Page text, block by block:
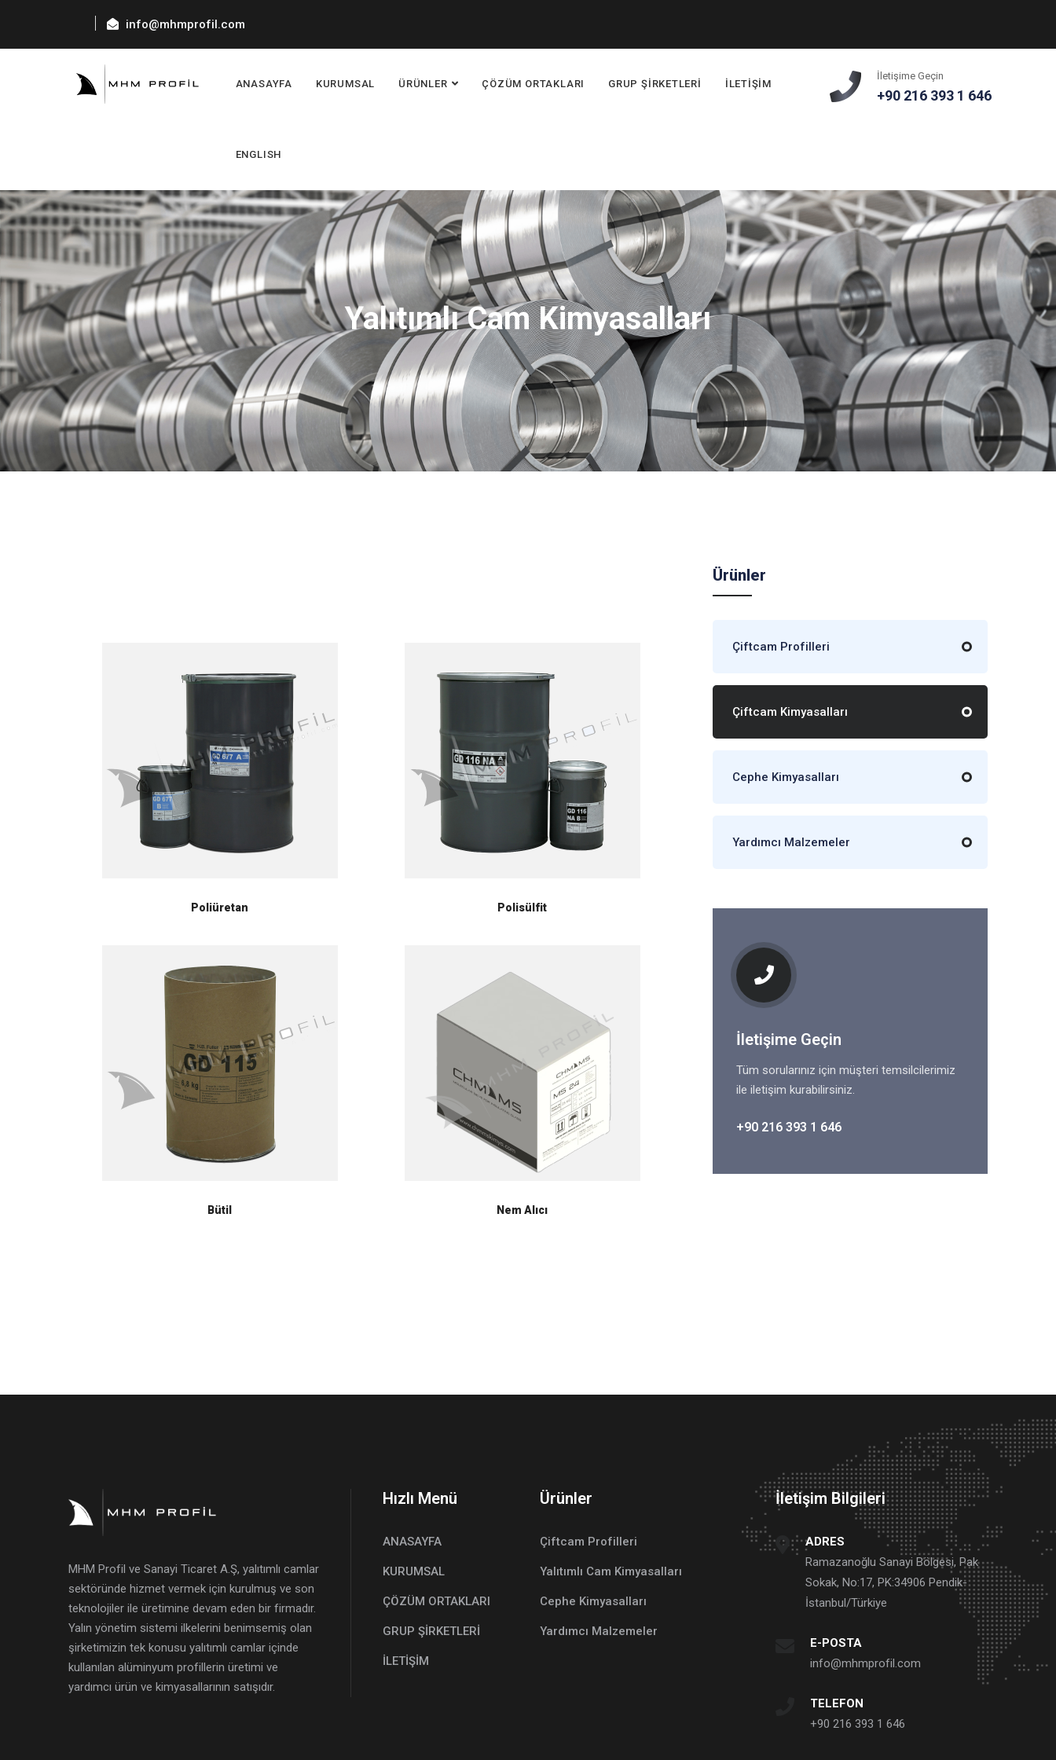
info@mhmprofil.com
İletişime Geçin
+90 216 393 1 646
ANASAYFA KURUMSAL ÜRÜNLER ÇÖZÜM ORTAKLARI GRUP ŞİRKETLERİ İLETİŞİM
ENGLISH
Yalıtımlı Cam Kimyasalları
Poliüretan Polisülfit
Bütil Nem Alıcı
Ürünler
Çiftcam Profilleri
Çiftcam Kimyasalları
Cephe Kimyasalları
Yardımcı Malzemeler
İletişime Geçin
Tüm sorularınız için müşteri temsilcilerimiz
ile iletişim kurabilirsiniz.
+90 216 393 1 646
MHM Profil ve Sanayi Ticaret A.Ş, yalıtımlı camlar
sektöründe hizmet vermek için kurulmuş ve son
teknolojiler ile üretimine devam eden bir firmadır.
Yalın yönetim sistemi ilkelerini benimsemiş olan
şirketimizin tek konusu yalıtımlı camlar içinde
kullanılan alüminyum profillerin üretimi ve
yardımcı ürün ve kimyasallarının satışıdır.
Hızlı Menü
ANASAYFA
KURUMSAL
ÇÖZÜM ORTAKLARI
GRUP ŞİRKETLERİ
İLETİŞİM
Ürünler
Çiftcam Profilleri
Yalıtımlı Cam Kimyasalları
Cephe Kimyasalları
Yardımcı Malzemeler
İletişim Bilgileri
ADRES
Ramazanoğlu Sanayi Bölgesi, Pak
Sokak, No:17, PK:34906 Pendik-
İstanbul/Türkiye
E-POSTA
info@mhmprofil.com
TELEFON
+90 216 393 1 646